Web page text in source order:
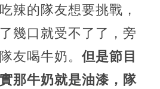
辣的隊友想要挑戰，
幾口就受不了了，旁
友喝牛奶。 但是節目
那牛奶就是油漆，隊